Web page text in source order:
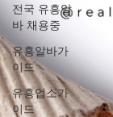
전국 유흥알
바 채용중
유흥알바가
이드
유흥업소가
이드